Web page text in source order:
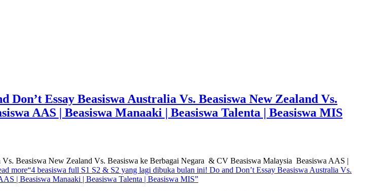
Essay Beasiswa Australia Vs. Beasiswa New Zealand Vs.
AAS | Beasiswa Manaaki | Beasiswa Talenta | Beasiswa MIS
Beasiswa New Zealand Vs. Beasiswa ke Berbagai Negara & CV Beasiswa Malaysia Beasiswa AAS |
more“4 beasiswa full S1 S2 & S2 yang lagi dibuka bulan ini! Do and Don’t Essay Beasiswa Australia Vs.
| Beasiswa Manaaki | Beasiswa Talenta | Beasiswa MIS”